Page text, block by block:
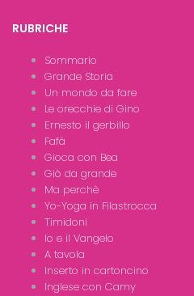
RUBRICHE
Sommario
Grande Storia
Un mondo da fare
Le orecchie di Gino
Ernesto il gerbillo
Fafà
Gioca con Bea
Giò da grande
Ma perchè
Yo-Yoga in Filastrocca
Timidoni
Io e il Vangelo
A tavola
Inserto in cartoncino
Inglese con Camy